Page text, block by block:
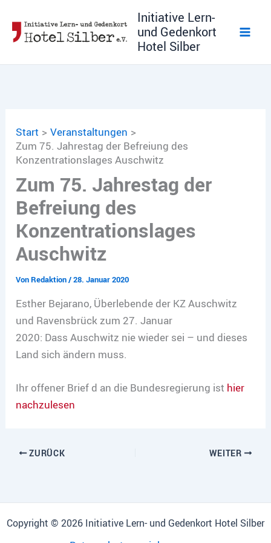
Inhalt
springen
Initiative Lern-
und Gedenkort
Hotel Silber
Start
Veranstaltungen
Zum 75. Jahrestag der Befreiung des
Konzentrationslages Auschwitz
Zum 75. Jahrestag der
Befreiung des
Konzentrationslages
Auschwitz
VonRedaktion/28. Januar 2020
Esther Bejarano, Überlebende der KZ Auschwitz
und Ravensbrück zum 27. Januar
2020: Dass Auschwitz nie wieder sei – und dieses
Land sich ändern muss.
Ihr offener Brief d an die Bundesregierung ist hier
nachzulesen
ZURÜCK WEITER
Copyright © 2026 Initiative Lern- und Gedenkort Hotel Silber